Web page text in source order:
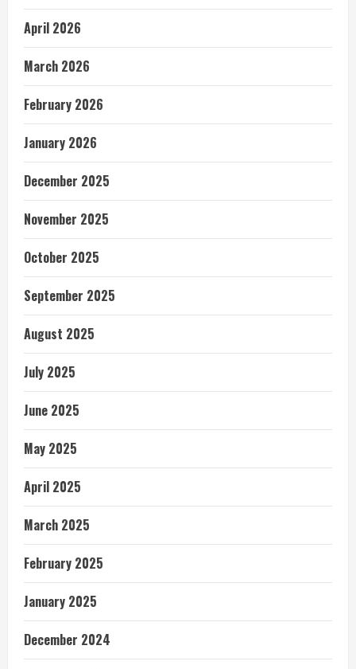
April 2026
March 2026
February 2026
January 2026
December 2025
November 2025
October 2025
September 2025
August 2025
July 2025
June 2025
May 2025
April 2025
March 2025
February 2025
January 2025
December 2024